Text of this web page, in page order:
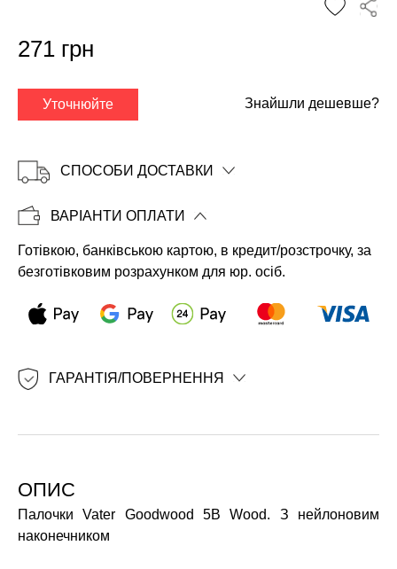
Копіювати
271 грн
Уточнюйте Знайшли дешевше?
СПОСОБИ ДОСТАВКИ
ВАРІАНТИ ОПЛАТИ
Готівкою, банківською картою, в кредит/розстрочку, за
безготівковим розрахунком для юр. осіб.
ГАРАНТІЯ/ПОВЕРНЕННЯ
ОПИС
Палочки Vater Goodwood 5B Wood. З нейлоновим
наконечником